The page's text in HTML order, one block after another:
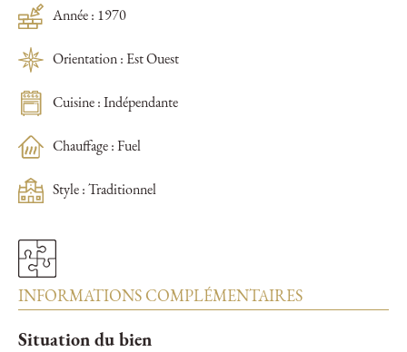
Année : 1970
Orientation : Est Ouest
Cuisine : Indépendante
Chauffage : Fuel
Style : Traditionnel
INFORMATIONS COMPLÉMENTAIRES
Situation du bien